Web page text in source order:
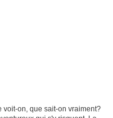
on, que sait-on vraiment?